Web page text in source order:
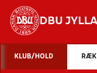
DBU
KLUB/HOLD